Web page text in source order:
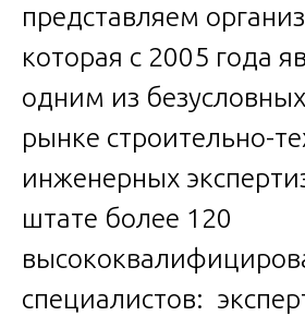
представляем
которая с 2005 года
одним из
рынке строительно-
инженерных
штате более 120
специалистов: